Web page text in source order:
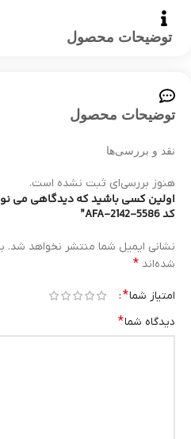
توضیحات محصول
توضیحات محصول
نقد و بررسی‌ها
هنوز بررسی‌ای ثبت نشده است.
اولین کسی باشید که دیدگاهی می
کد AFA-2142-5586”
نشانی ایمیل شما منتشر نخواهد شد.
شده‌اند *
امتیاز شما*
دیدگاه شما*